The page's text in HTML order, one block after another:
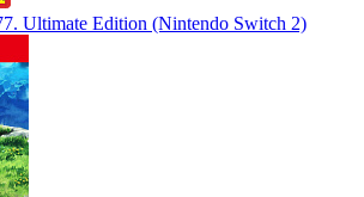
Ultimate Edition (Nintendo Switch 2)